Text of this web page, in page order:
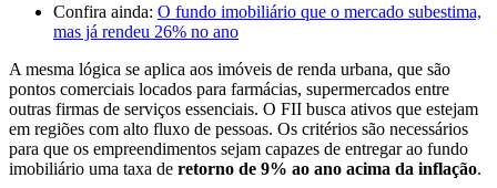
Confira ainda: O fundo imobiliário que o mercado subestima,
mas já rendeu 26% no ano
A mesma lógica se aplica aos imóveis de renda urbana, que são
pontos comerciais locados para farmácias, supermercados entre
outras firmas de serviços essenciais. O FII busca ativos que estejam
em regiões com alto fluxo de pessoas. Os critérios são necessários
para que os empreendimentos sejam capazes de entregar ao fundo
imobiliário uma taxa de retorno de 9% ao ano acima da inflação.